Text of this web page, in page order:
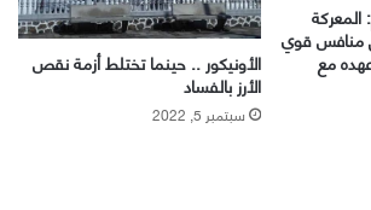
منافس قوي
مع الأونيكور .. حينما تختلط أزمة نقص
الأرز بالفساد
سبتمبر 5, 2022